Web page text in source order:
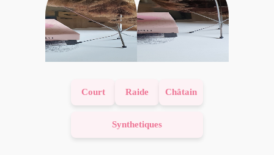
Court Raide Châtain
Synthetiques